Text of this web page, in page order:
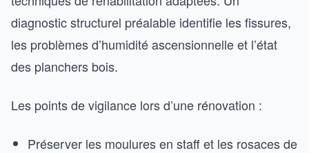
diagnostic structurel préalable identifie les fissures,
les problèmes d’humidité ascensionnelle et l’état
des planchers bois.
Les points de vigilance lors d’une rénovation :
Préserver les moulures en staff et les rosaces de